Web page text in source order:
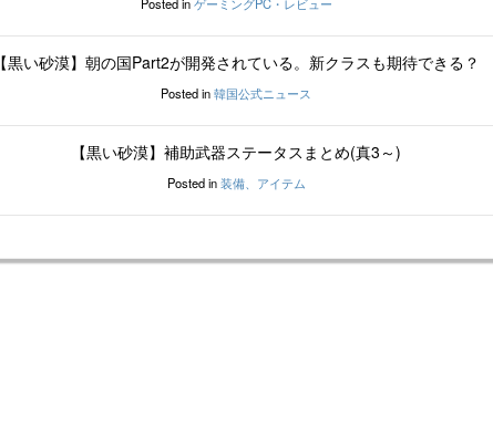
【黒い砂漠】朝の国Part2が開発されている。新クラスも期待できる？
Posted in韓国公式ニュース
【黒い砂漠】補助武器ステータスまとめ(真3～)
Posted in装備、アイテム